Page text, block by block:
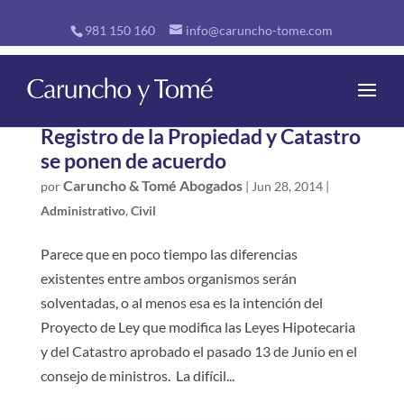
981 150 160 info@caruncho-tome.com
Registro de la Propiedad y Catastro
se ponen de acuerdo
porCaruncho & Tomé Abogados| Jun 28, 2014|
Administrativo, Civil
Parece que en poco tiempo las diferencias
existentes entre ambos organismos serán
solventadas, o al menos esa es la intención del
Proyecto de Ley que modifica las Leyes Hipotecaria
y del Catastro aprobado el pasado 13 de Junio en el
consejo de ministros. La difícil...